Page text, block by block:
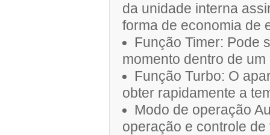
da unidade interna
forma de economia de
Função Timer: Pode
momento dentro de
Função Turbo: O
obter rapidamente a
Modo de operação
operação e controle